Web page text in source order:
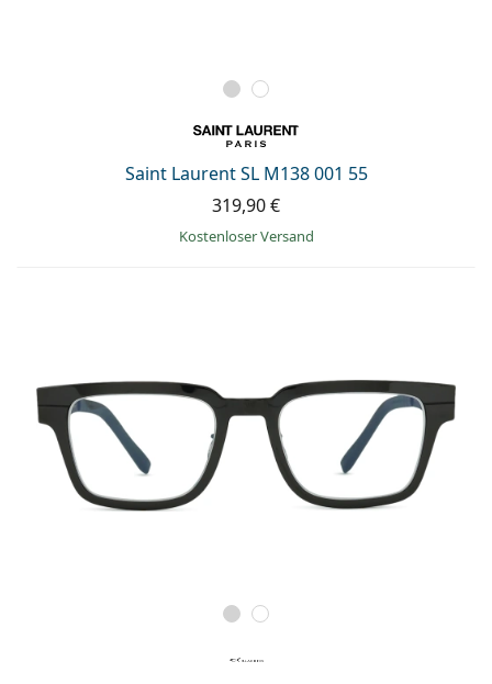
Saint Laurent SL M138 001 55
319,90 €
Kostenloser Versand